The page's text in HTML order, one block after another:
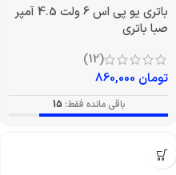
باتری یو پی اس 6 ولت 4.5 آمپر
صبا باتری
(12)
تومان
باقی مانده فقط: 15